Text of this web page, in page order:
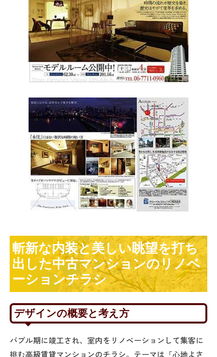
斬新な内装と美しい眺望を打ち
出した中古マンションのリノベ
ーションチラシ
デザインの概要と考え方
バブル期に竣工され、室内をリノベーションして集客に
挑む高級賃貸マンションのチラシ。テーマは「心地よさ